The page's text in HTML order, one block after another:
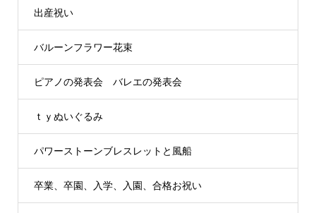
出産祝い
バルーンフラワー花束
ピアノの発表会 バレエの発表会
ｔｙぬいぐるみ
パワーストーンブレスレットと風船
卒業、卒園、入学、入園、合格お祝い